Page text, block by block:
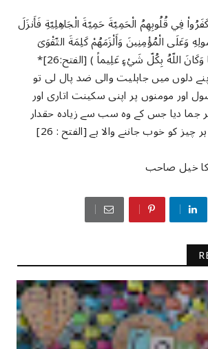
فِي قُلُوبِهِمُ الْحَمِيّةَ حَمِيّةَ الْجَاهِلِيّةِ فَأَنزَلَ
وَعَلَى الْمُؤْمِنِينَ وَأَلْزَمَهُمْ كَلِمَةَ التّقْوَىَ
وَكَانَ اللّهُ بِكُلّ شَيْءٍ عَلِيماً ) [الفتح:26]*
دلوں میں جاہلیت والی ضد پال لی تو
اور مومنوں پر اپنی سکینت اتاری اور
جما دیا جس کے وہ سب سے زیادہ حقدار
چیز کو خوب جاننے والا ہے [الفتح : 26]
خیل صاحب